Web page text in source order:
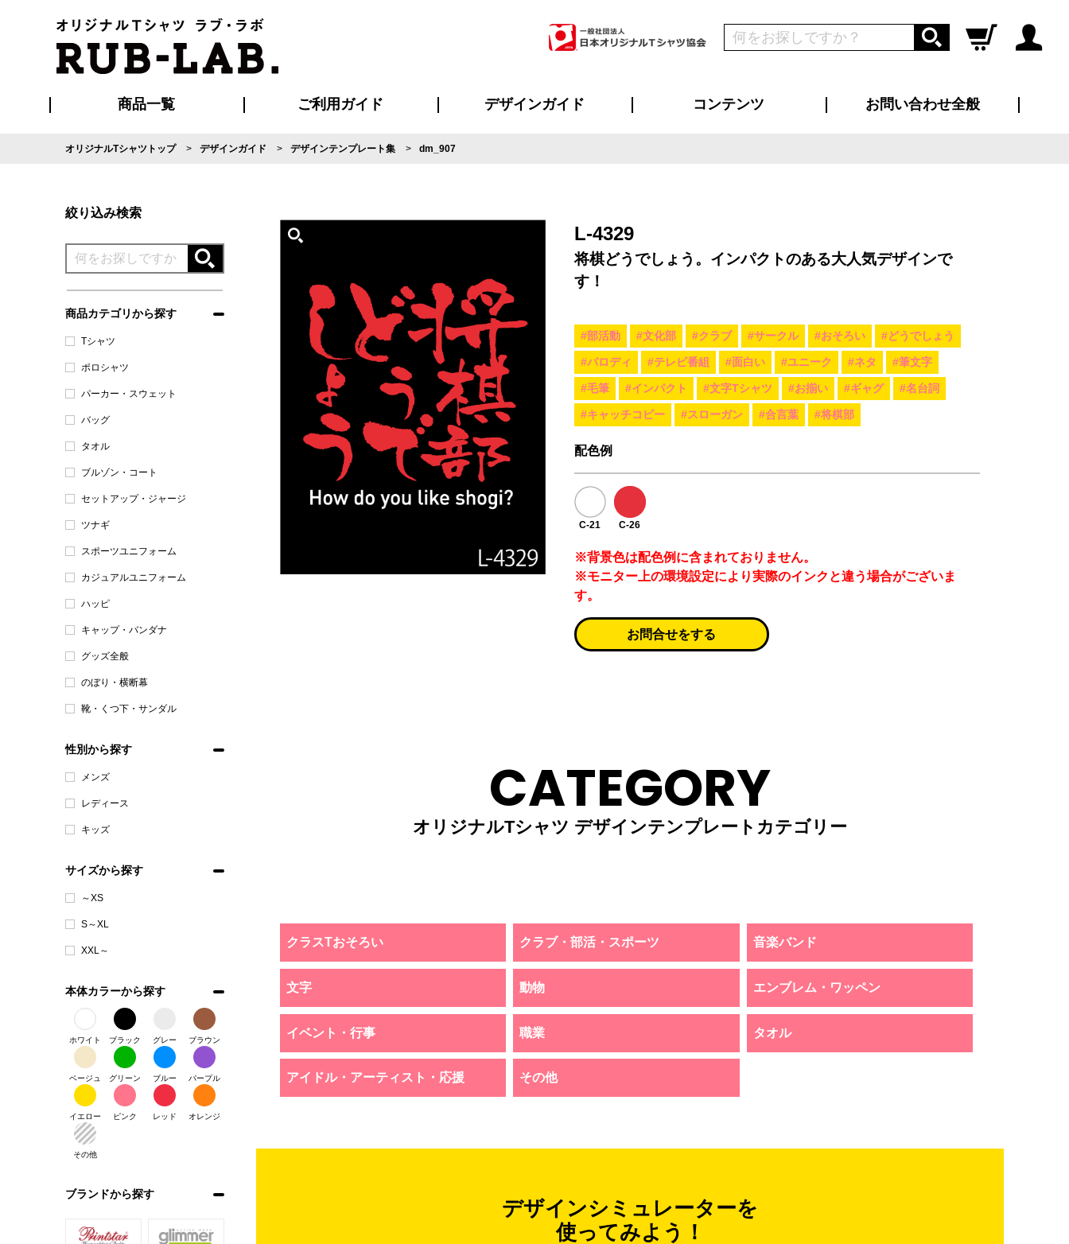
ログイン
商品一覧 ご利用ガイド
ご利用ガイド
はじめての方へ
再注文の方へ
お支払い方法について
割引まとめページ
発送・特急サービスについて
版の保管期限について
マイページ会員のメリット
よくあるご質問
デザインガイド コンテンツ お問い合わせ全般
オリジナルTシャツトップ デザインガイド デザインテンプレート集 dm_907
絞り込み検索
商品カテゴリから探す
Tシャツ
ポロシャツ
パーカー・スウェット
バッグ
タオル
ブルゾン・コート
セットアップ・ジャージ
ツナギ
スポーツユニフォーム
カジュアルユニフォーム
ハッピ
キャップ・バンダナ
グッズ全般
のぼり・横断幕
靴・くつ下・サンダル
性別から探す
メンズ
レディース
キッズ
サイズから探す
～XS
S～XL
XXL～
本体カラーから探す
ホワイト ブラック グレー ブラウン
ベージュ グリーン ブルー パープル
イエロー ピンク レッド オレンジ
その他
ブランドから探す
L-4329
将棋どうでしょう。インパクトのある大人気デザインで
す！
#部活動 #文化部 #クラブ #サークル #おそろい #どうでしょう
#パロディ #テレビ番組 #面白い #ユニーク #ネタ #筆文字
#毛筆 #インパクト #文字Tシャツ #お揃い #ギャグ #名台詞
#キャッチコピー #スローガン #合言葉 #将棋部
配色例
C-21 C-26
※背景色は配色例に含まれておりません。
※モニター上の環境設定により実際のインクと違う場合がございま
す。
お問合せをする
CATEGORY
オリジナルTシャツ デザインテンプレートカテゴリー
クラスTおそろい クラブ・部活・スポーツ 音楽バンド
文字 動物 エンブレム・ワッペン
イベント・行事 職業 タオル
アイドル・アーティスト・応援 その他
デザインシミュレーターを
使ってみよう！